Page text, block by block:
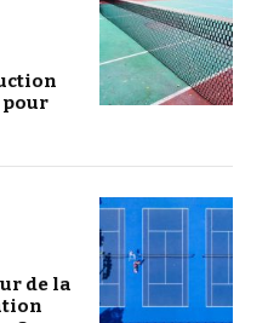
pour
de la